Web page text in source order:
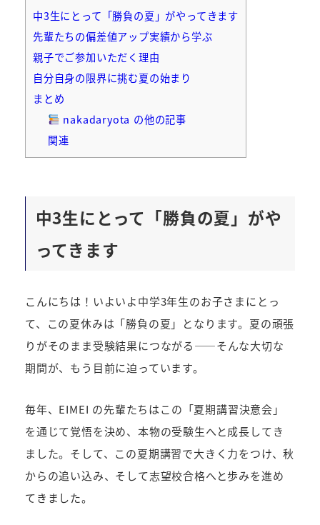
中3生にとって「勝負の夏」がやってきます
先輩たちの偏差値アップ実績から学ぶ
親子でご参加いただく理由
自分自身の限界に挑む夏の始まり
まとめ
nakadaryota の他の記事
関連
中3生にとって「勝負の夏」がや
ってきます
こんにちは！いよいよ中学3年生のお子さまにとっ
て、この夏休みは「勝負の夏」となります。夏の頑張
りがそのまま受験結果につながる――そんな大切な
期間が、もう目前に迫っています。
毎年、EIMEI の先輩たちはこの「夏期講習決意会」
を通じて覚悟を決め、本物の受験生へと成長してき
ました。そして、この夏期講習で大きく力をつけ、秋
からの追い込み、そして志望校合格へと歩みを進め
てきました。